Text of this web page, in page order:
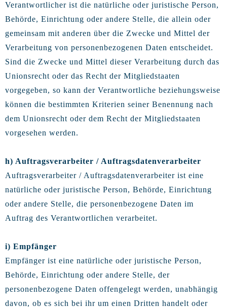
Verantwortlicher ist die natürliche oder juristische Person,
Behörde, Einrichtung oder andere Stelle, die allein oder
gemeinsam mit anderen über die Zwecke und Mittel der
Verarbeitung von personenbezogenen Daten entscheidet.
Sind die Zwecke und Mittel dieser Verarbeitung durch das
Unionsrecht oder das Recht der Mitgliedstaaten
vorgegeben, so kann der Verantwortliche beziehungsweise
können die bestimmten Kriterien seiner Benennung nach
dem Unionsrecht oder dem Recht der Mitgliedstaaten
vorgesehen werden.
h) Auftragsverarbeiter / Auftragsdatenverarbeiter
Auftragsverarbeiter / Auftragsdatenverarbeiter ist eine
natürliche oder juristische Person, Behörde, Einrichtung
oder andere Stelle, die personenbezogene Daten im
Auftrag des Verantwortlichen verarbeitet.
i) Empfänger
Empfänger ist eine natürliche oder juristische Person,
Behörde, Einrichtung oder andere Stelle, der
personenbezogene Daten offengelegt werden, unabhängig
davon, ob es sich bei ihr um einen Dritten handelt oder